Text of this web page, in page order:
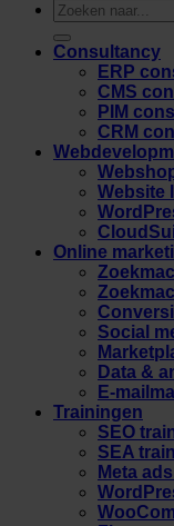
Zoeken
naar:
Consultancy
ERP
CMS
PIM
CRM
Website
Online
Social
Data &
E-
Trainingen
SEO
SEA
Meta